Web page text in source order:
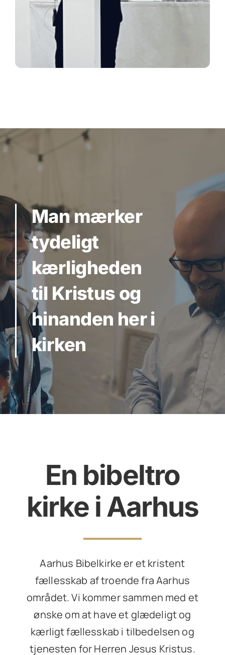
Man mærker
tydeligt
kærligheden
til Kristus og
hinanden her i
kirken
En bibeltro
kirke i Aarhus
Aarhus Bibelkirke er et kristent
fællesskab af troende fra Aarhus
området. Vi kommer sammen med et
ønske om at have et glædeligt og
kærligt fællesskab i tilbedelsen og
tjenesten for Herren Jesus Kristus.